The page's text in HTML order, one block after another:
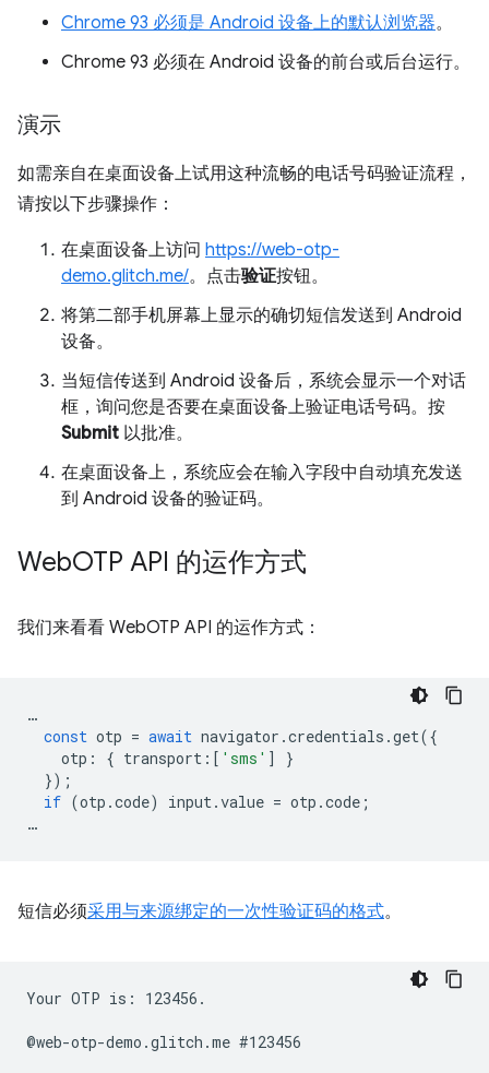
Chrome 93 必须是 Android 设备上的默认浏览器。
Chrome 93 必须在 Android 设备的前台或后台运行。
演示
如需亲自在桌面设备上试用这种流畅的电话号码验证流程，
请按以下步骤操作：
在桌面设备上访问 https://web-otp-
demo.glitch.me/。点击验证按钮。
将第二部手机屏幕上显示的确切短信发送到 Android
设备。
当短信传送到 Android 设备后，系统会显示一个对话
框，询问您是否要在桌面设备上验证电话号码。按
Submit 以批准。
在桌面设备上，系统应会在输入字段中自动填充发送
到 Android 设备的验证码。
WebOTP API 的运作方式
我们来看看 WebOTP API 的运作方式：
…
const otp = await navigator .credentials .get({
otp : { transport : [ 'sms' ]
}
});
if (otp .code) input .value = otp .code ;
…
短信必须采用与来源绑定的一次性验证码的格式。
Your OTP is: 123456.